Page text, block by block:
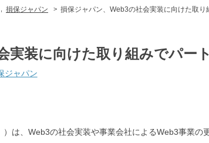
損保ジャパン > 損保ジャパン、Web3の社会実装に向けた取
実装に向けた取り組みでパー
ジャパン
は、Web3の社会実装や事業会社によるWeb3事業